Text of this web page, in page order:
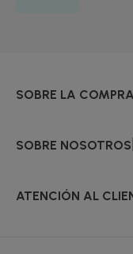
SOBRE LA COMPRA
SOBRE NOSOTROS
ATENCIÓN AL